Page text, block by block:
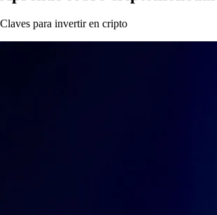
Claves para invertir en cripto